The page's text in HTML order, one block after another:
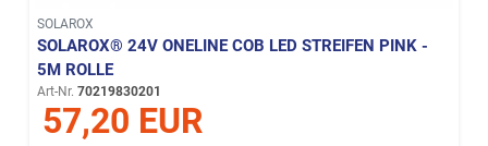
SOLAROX
SOLAROX® 24V ONELINE COB LED STREIFEN PINK -
5M ROLLE
Art-Nr. 70219830201
57,20 EUR